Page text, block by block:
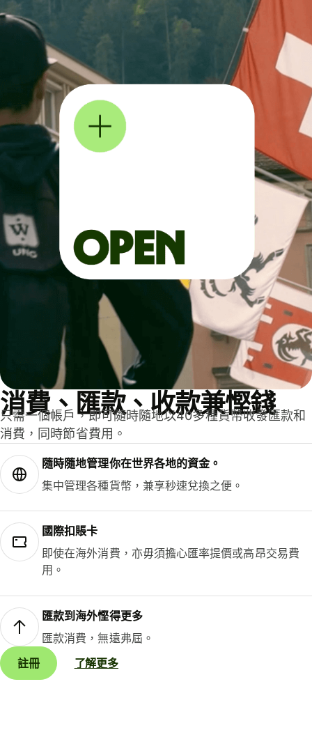
消費、匯款、收款兼慳錢
只需一個帳戶，即可隨時隨地以40多種貨幣收發匯款和
消費，同時節省費用。
隨時隨地管理你在世界各地的資金。
集中管理各種貨幣，兼享秒速兌換之便。
國際扣賬卡
即使在海外消費，亦毋須擔心匯率提價或高昂交易費
用。
匯款到海外慳得更多
匯款消費，無遠弗屆。
註冊
了解更多